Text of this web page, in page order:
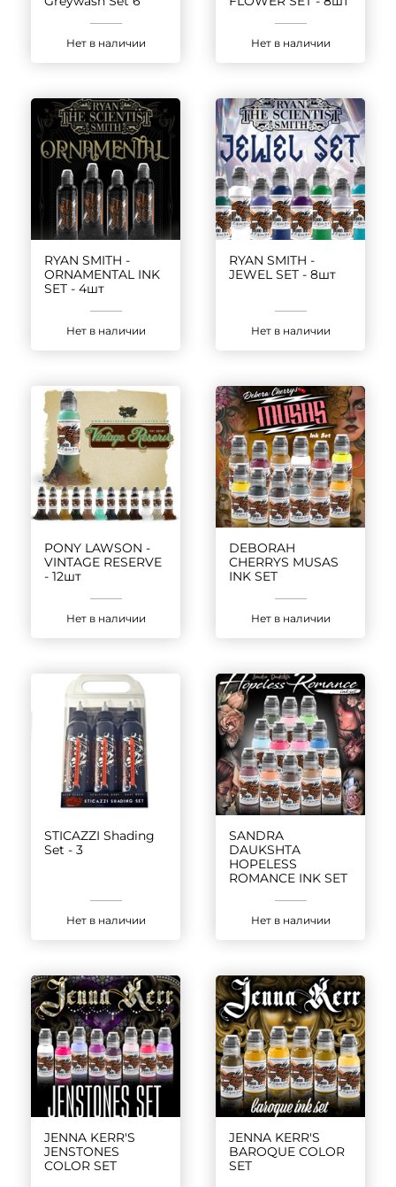
Нет в наличии Нет в наличии
RYAN SMITH -
ORNAMENTAL INK
SET - 4шт
Нет в наличии
RYAN SMITH -
JEWEL SET - 8шт
Нет в наличии
PONY LAWSON -
VINTAGE RESERVE
- 12шт
Нет в наличии
DEBORAH
CHERRYS MUSAS
INK SET
Нет в наличии
STICAZZI Shading
Set - 3
Нет в наличии
SANDRA
DAUKSHTA
HOPELESS
ROMANCE INK SET
Нет в наличии
JENNA KERR'S
JENSTONES
COLOR SET
JENNA KERR'S
BAROQUE COLOR
SET